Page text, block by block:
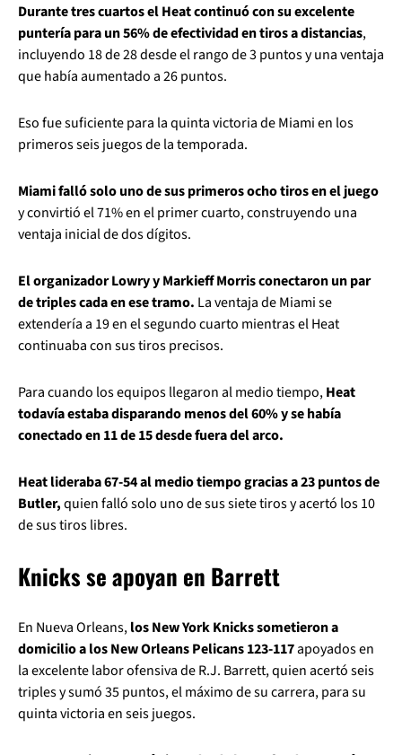
Durante tres cuartos el Heat continuó con su excelente
puntería para un 56% de efectividad en tiros a distancias,
incluyendo 18 de 28 desde el rango de 3 puntos y una ventaja
que había aumentado a 26 puntos.
Eso fue suficiente para la quinta victoria de Miami en los
primeros seis juegos de la temporada.
Miami falló solo uno de sus primeros ocho tiros en el juego
y convirtió el 71% en el primer cuarto, construyendo una
ventaja inicial de dos dígitos.
El organizador Lowry y Markieff Morris conectaron un par
de triples cada en ese tramo. La ventaja de Miami se
extendería a 19 en el segundo cuarto mientras el Heat
continuaba con sus tiros precisos.
Para cuando los equipos llegaron al medio tiempo,Heat
todavía estaba disparando menos del 60% y se había
conectado en 11 de 15 desde fuera del arco.
Heat lideraba 67-54 al medio tiempo gracias a 23 puntos de
Butler,quien falló solo uno de sus siete tiros y acertó los 10
de sus tiros libres.
Knicks se apoyan en Barrett
En Nueva Orleans,los New York Knicks sometieron a
domicilio a los New Orleans Pelicans 123-117apoyados en
la excelente labor ofensiva de R.J. Barrett, quien acertó seis
triples y sumó 35 puntos, el máximo de su carrera, para su
quinta victoria en seis juegos.